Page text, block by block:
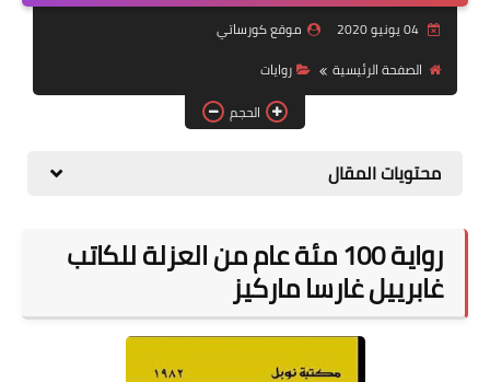
موضوعات
تكنولوجيا
صحة
04 يونيو 2020
موقع كورساتي
الصفحة الرئيسية
روايات
الحجم
محتويات المقال
رواية 100 مئة عام من العزلة للكاتب
غابرييل غارسا ماركيز